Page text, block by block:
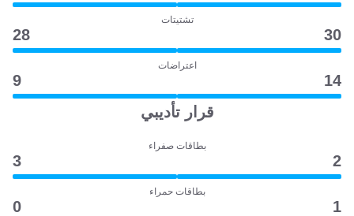
تشتيتات
30
28
اعتراضات
14
9
قرار تأديبي
بطاقات صفراء
2
3
بطاقات حمراء
1
0